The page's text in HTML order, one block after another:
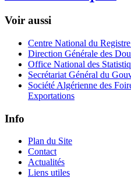
Voir aussi
Centre National du
Direction Générale des
Office National des
Secrétariat Général du
Société Algérienne des
Exportations
Info
Plan du Site
Contact
Actualités
Liens utiles